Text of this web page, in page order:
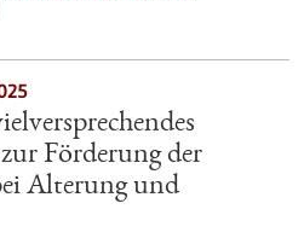
Förderung der
Alterung und